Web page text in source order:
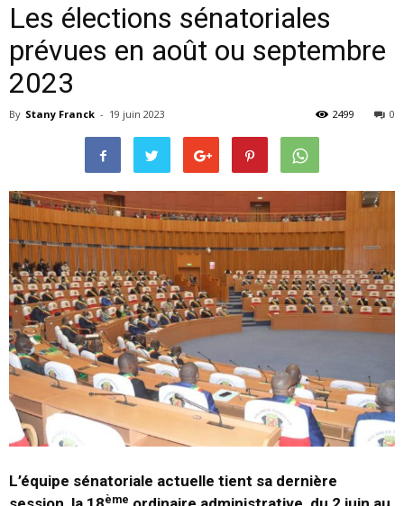
Les élections sénatoriales
prévues en août ou septembre
2023
By Stany Franck - 19 juin 2023 0
2499
L’équipe sénatoriale actuelle tient sa dernière
ème